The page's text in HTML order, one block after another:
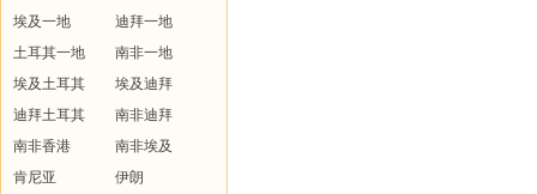
埃及一地
迪拜一地
土耳其一地
南非一地
埃及土耳其
埃及迪拜
迪拜土耳其
南非迪拜
南非香港
南非埃及
肯尼亚
伊朗